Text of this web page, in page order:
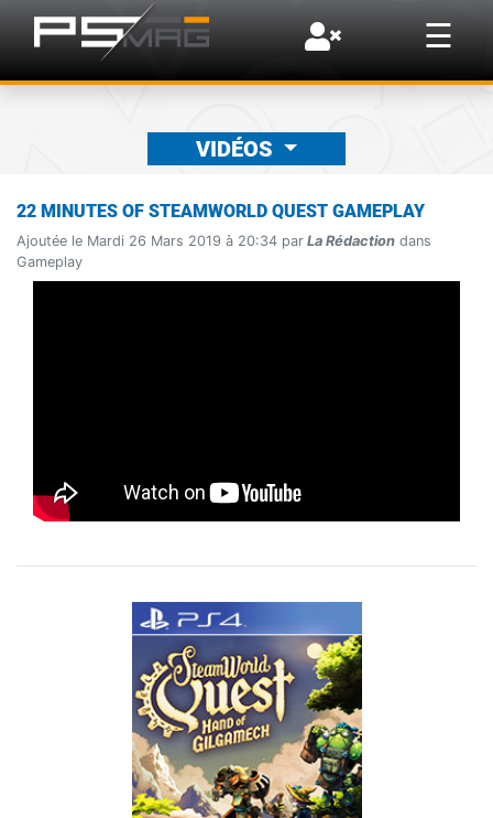
☰
×
VIDÉOS
22 MINUTES OF STEAMWORLD QUEST GAMEPLAY
Ajoutée le Mardi 26 Mars 2019 à 20:34 par La Rédaction dans
Gameplay